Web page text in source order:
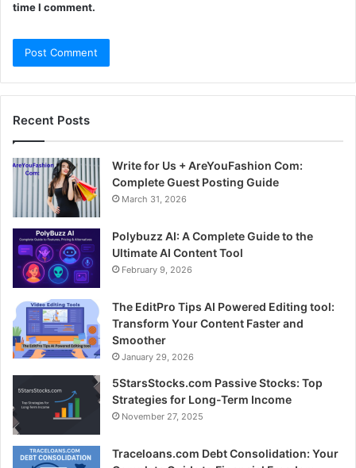
time I comment.
Recent Posts
Write for Us + AreYouFashion Com:
Complete Guest Posting Guide
March 31, 2026
Polybuzz AI: A Complete Guide to the
Ultimate AI Content Tool
February 9, 2026
The EditPro Tips AI Powered Editing tool:
Transform Your Content Faster and
Smoother
January 29, 2026
5StarsStocks.com Passive Stocks: Top
Strategies for Long-Term Income
November 27, 2025
Traceloans.com Debt Consolidation: Your